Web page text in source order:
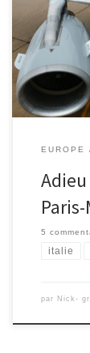
Majeur,
activités à
temps Air
EUROPE
5
italie
par Nick-